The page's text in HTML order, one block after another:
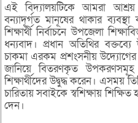
এই বিদ্যালয়টিকে আমরা আশ্রয়
বন্যাদূর্গত মানূষের থাকার
শিক্ষার্থী নির্বাচনে উপজেলা
ধন্যবাদ। প্রধান অতিথির
চাকমা এরকম প্রশংসনীয়
জানিয়ে বিতরণকৃত উপকরণসমূহ
শিক্ষার্থীদের উদ্বুদ্ধ করেন। এসময়
চারিতায় সবাইকে স্বশিক্ষায়
দেন।